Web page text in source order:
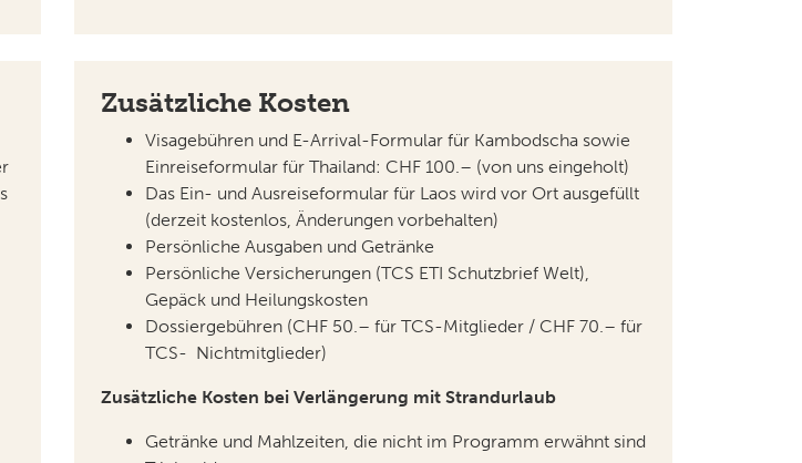
Zusätzliche Kosten
Visagebühren und E-Arrival-Formular für Kambodscha sowie
Einreiseformular für Thailand: CHF 100.– (von uns eingeholt)
Das Ein- und Ausreiseformular für Laos wird vor Ort ausgefüllt
(derzeit kostenlos, Änderungen vorbehalten)
Persönliche Ausgaben und Getränke
Persönliche Versicherungen (TCS ETI Schutzbrief Welt),
Gepäck und Heilungskosten
Dossiergebühren (CHF 50.– für TCS-Mitglieder / CHF 70.– für
TCS- Nichtmitglieder)
Zusätzliche Kosten bei Verlängerung mit Strandurlaub
Getränke und Mahlzeiten, die nicht im Programm erwähnt sind